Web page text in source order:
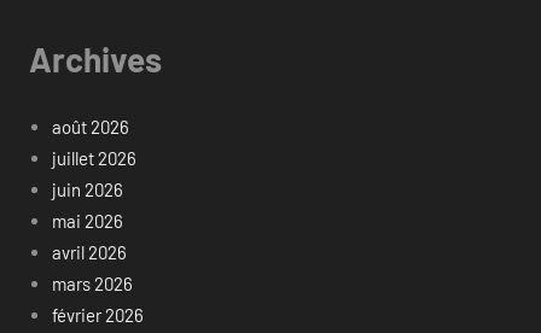
Archives
août 2026
juillet 2026
juin 2026
mai 2026
avril 2026
mars 2026
février 2026